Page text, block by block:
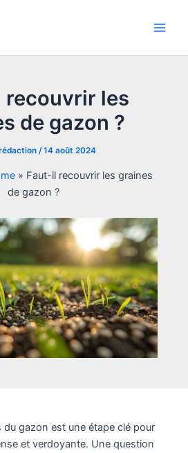
recouvrir les
de gazon ?
/14 août 2024
» Faut-il recouvrir les graines
de gazon ?
du gazon est une étape clé pour
et verdoyante. Une question